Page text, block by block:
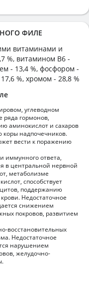
ФИЛЕ
витаминами и
%, витамином B6 -
- 13,4 %, фосфором -
%, хромом - 28,8 %
углеводном
ряда гормонов,
аминокислот и сахаров
надпочечников.
вести к поражению
иммунного ответа,
в центральной нервной
метаболизме
способствует
поддержанию
Недостаточное
снижением
покровов, развитием
восстановительных
Недостаточное
нарушением
желудочно-